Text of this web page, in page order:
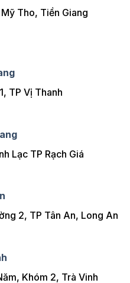
Tho, Tiền Giang
TP Vị Thanh
Lạc TP Rạch Giá
2, TP Tân An, Long An
Khóm 2, Trà Vinh